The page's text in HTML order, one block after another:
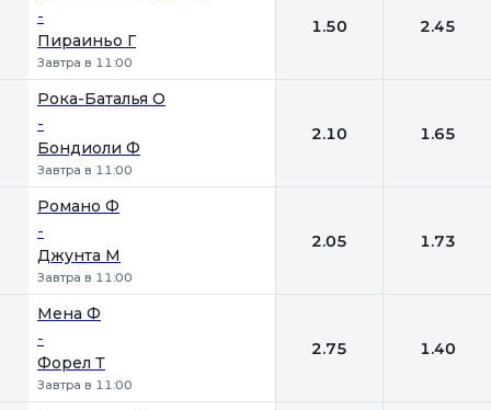
-
Пираиньо Г
Завтра в 11:00
1.50 2.45
Рока-Баталья О
-
Бондиоли Ф
Завтра в 11:00
2.10 1.65
Романо Ф
-
Джунта М
Завтра в 11:00
2.05 1.73
Мена Ф
-
Форел Т
Завтра в 11:00
2.75 1.40